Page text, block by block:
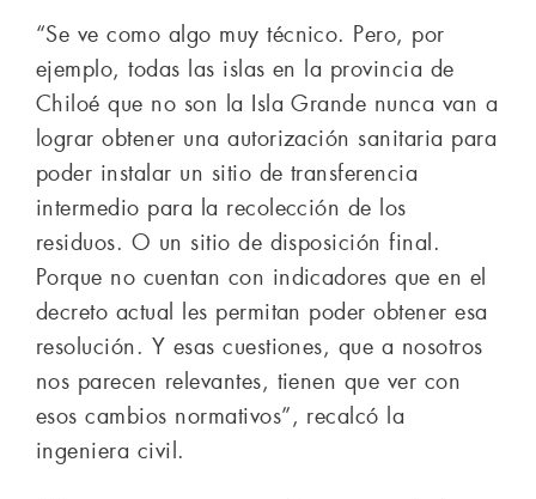
“Se ve como algo muy técnico. Pero, por
ejemplo, todas las islas en la provincia de
Chiloé que no son la Isla Grande nunca van a
lograr obtener una autorización sanitaria para
poder instalar un sitio de transferencia
intermedio para la recolección de los
residuos. O un sitio de disposición final.
Porque no cuentan con indicadores que en el
decreto actual les permitan poder obtener esa
resolución. Y esas cuestiones, que a nosotros
nos parecen relevantes, tienen que ver con
esos cambios normativos”, recalcó la
ingeniera civil.